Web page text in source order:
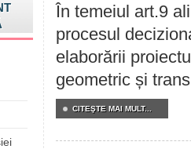
În temeiul art.9
procesul
elaborării
geometric și
CITEŞTE MAI MULT...